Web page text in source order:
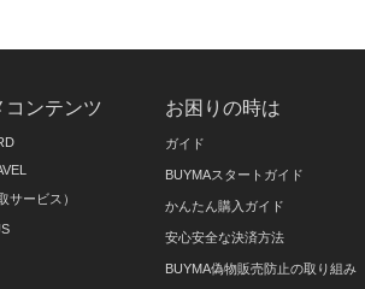
コンテンツ
サービス）
お困りの時は
ガイド
BUYMAスタートガイド
かんたん購入ガイド
安心安全な決済方法
BUYMA偽物販売防止の取り組み